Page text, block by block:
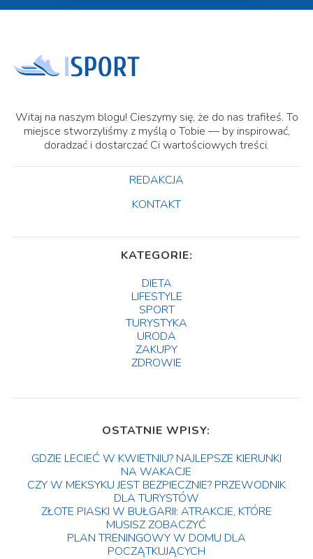
Witaj na naszym blogu! Cieszymy się, że do nas trafiłeś. To
miejsce stworzyliśmy z myślą o Tobie — by inspirować,
doradzać i dostarczać Ci wartościowych treści.
REDAKCJA
KONTAKT
KATEGORIE:
DIETA
LIFESTYLE
SPORT
TURYSTYKA
URODA
ZAKUPY
ZDROWIE
OSTATNIE WPISY:
GDZIE LECIEĆ W KWIETNIU? NAJLEPSZE KIERUNKI
NA WAKACJE
CZY W MEKSYKU JEST BEZPIECZNIE? PRZEWODNIK
DLA TURYSTÓW
ZŁOTE PIASKI W BUŁGARII: ATRAKCJE, KTÓRE
MUSISZ ZOBACZYĆ
PLAN TRENINGOWY W DOMU DLA
POCZĄTKUJĄCYCH